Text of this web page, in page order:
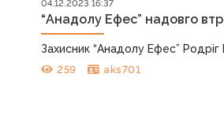
04.12.2023 16:37
“Анадолу Ефес” надовго
Захисник “Анадолу Ефес”
259 aks701